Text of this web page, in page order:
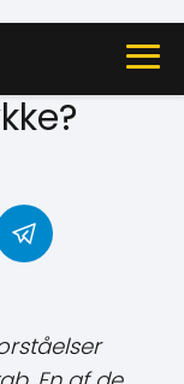
En af de